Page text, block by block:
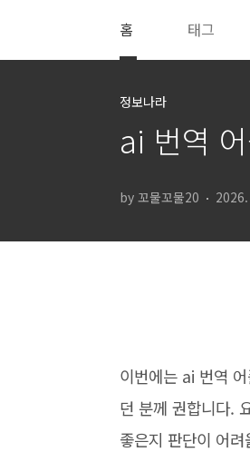
홈 태그
정보나라
ai 번역
by 꼬물꼬물20
이번에는 ai 번역
던 분께 권합니다.
좋은지 판단이 어